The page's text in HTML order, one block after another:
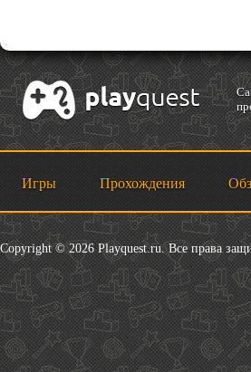
Игры Прохождения
Copyright © 2026 Playquest.ru. Все права